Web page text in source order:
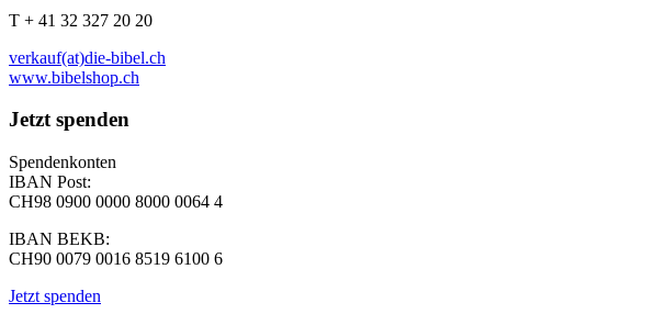
T + 41 32 327 20 20
verkauf(at)die-bibel.ch
www.bibelshop.ch
Jetzt spenden
Spendenkonten
IBAN Post:
CH98 0900 0000 8000 0064 4
IBAN BEKB:
CH90 0079 0016 8519 6100 6
Jetzt spenden